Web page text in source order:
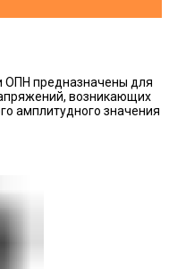
ОПН предназначены для
возникающих
амплитудного значения